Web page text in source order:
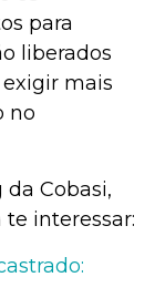
para
liberados
mais
no
Cobasi,
interessar: